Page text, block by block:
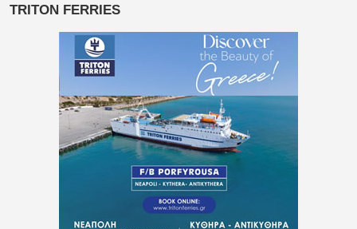
TRITON FERRIES